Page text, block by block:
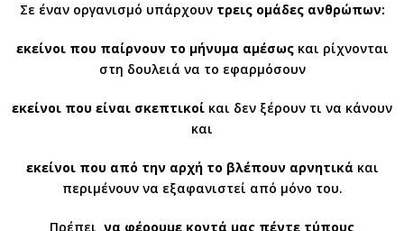
Σε έναν οργανισμό υπάρχουν τρεις ομάδες ανθρώπων:
εκείνοι που παίρνουν το μήνυμα αμέσωςκαι ρίχνονται
στη δουλειά να το εφαρμόσουν
εκείνοι που είναι σκεπτικοί και δεν ξέρουν τι να κάνουν
και
εκείνοι που από την αρχή το βλέπουν αρνητικά και
περιμένουν να εξαφανιστεί από μόνο του.
Πρέπει να φέρουμε κοντά μας πέντε τύπους